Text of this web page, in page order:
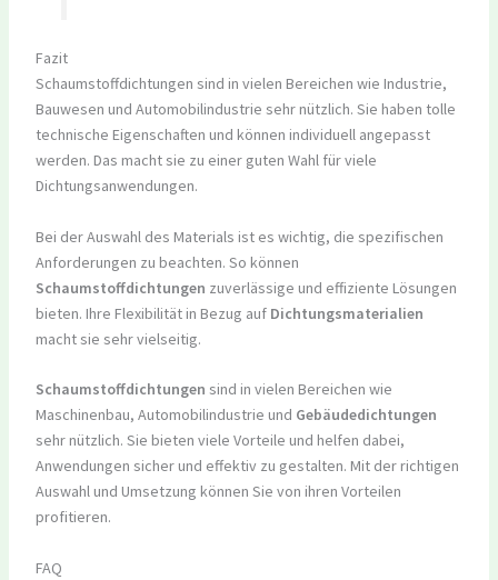
Fazit
Schaumstoffdichtungen sind in vielen Bereichen wie Industrie,
Bauwesen und Automobilindustrie sehr nützlich. Sie haben tolle
technische Eigenschaften und können individuell angepasst
werden. Das macht sie zu einer guten Wahl für viele
Dichtungsanwendungen.
Bei der Auswahl des Materials ist es wichtig, die spezifischen
Anforderungen zu beachten. So können
Schaumstoffdichtungen zuverlässige und effiziente Lösungen
bieten. Ihre Flexibilität in Bezug auf Dichtungsmaterialien
macht sie sehr vielseitig.
Schaumstoffdichtungen sind in vielen Bereichen wie
Maschinenbau, Automobilindustrie und Gebäudedichtungen
sehr nützlich. Sie bieten viele Vorteile und helfen dabei,
Anwendungen sicher und effektiv zu gestalten. Mit der richtigen
Auswahl und Umsetzung können Sie von ihren Vorteilen
profitieren.
FAQ